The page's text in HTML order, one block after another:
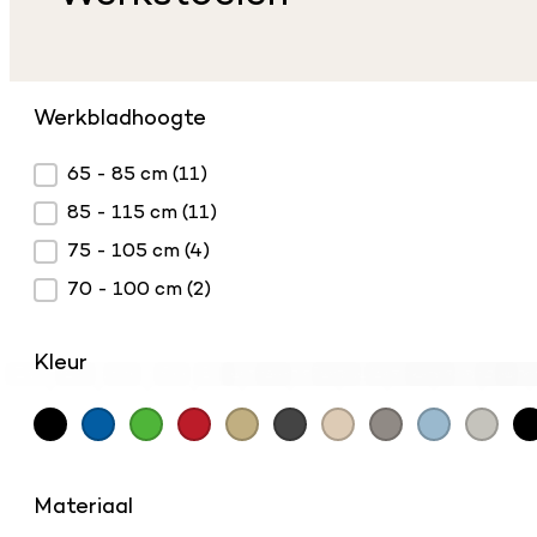
Werkbladhoogte
Werkbladhoogte
65 - 85 cm(11)
85 - 115 cm(11)
75 - 105 cm(4)
70 - 100 cm(2)
Kleur
Kleur
Zwart(23)
Blauw
Materiaal